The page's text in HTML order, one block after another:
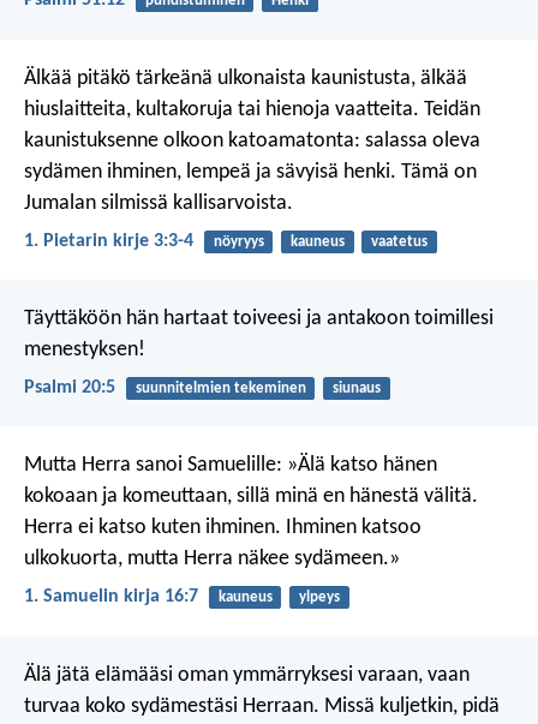
Älkää pitäkö tärkeänä ulkonaista kaunistusta, älkää
hiuslaitteita, kultakoruja tai hienoja vaatteita. Teidän
kaunistuksenne olkoon katoamatonta: salassa oleva
sydämen ihminen, lempeä ja sävyisä henki. Tämä on
Jumalan silmissä kallisarvoista.
1. Pietarin kirje 3:3-4 nöyryys kauneus vaatetus
Täyttäköön hän hartaat toiveesi ja antakoon toimillesi
menestyksen!
Psalmi 20:5 suunnitelmien tekeminen siunaus
Mutta Herra sanoi Samuelille: »Älä katso hänen
kokoaan ja komeuttaan, sillä minä en hänestä välitä.
Herra ei katso kuten ihminen. Ihminen katsoo
ulkokuorta, mutta Herra näkee sydämeen.»
1. Samuelin kirja 16:7 kauneus ylpeys
Älä jätä elämääsi oman ymmärryksesi varaan, vaan
turvaa koko sydämestäsi Herraan. Missä kuljetkin, pidä